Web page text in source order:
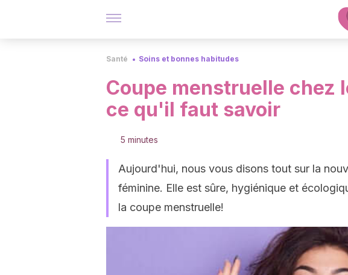
Santé Soins et bonnes habitudes
Coupe menstruelle chez
ce qu'il faut savoir
5 minutes
Aujourd'hui, nous vous disons tout sur la
féminine. Elle est sûre, hygiénique et
la coupe menstruelle!